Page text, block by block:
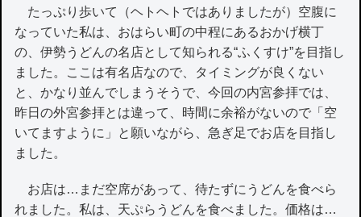
たっぷり歩いて（ヘトヘトではありましたが）空腹に
なっていた私は、おはらい町の中程にあるおかげ横丁
の、伊勢うどんの名店として知られる“ふくすけ”を目指し
ました。ここは有名店なので、タイミングが良くない
と、かなり並んでしまうそうで、今回の内宮参拝では、
昨日の外宮参拝とは違って、時間に余裕がないので「空
いてますように」と願いながら、急ぎ足でお店を目指し
ました。
お店は…まだ空席があって、待たずにうどんを食べら
れました。私は、天ぷらうどんを食べました。価格は…